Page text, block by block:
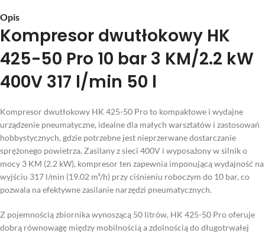
Opis
Kompresor dwutłokowy HK
425-50 Pro 10 bar 3 KM/2.2 kW
400V 317 l/min 50 l
Kompresor dwutłokowy HK 425-50 Pro to kompaktowe i wydajne
urządzenie pneumatyczne, idealne dla małych warsztatów i zastosowań
hobbystycznych, gdzie potrzebne jest nieprzerwane dostarczanie
sprężonego powietrza. Zasilany z sieci 400V i wyposażony w silnik o
mocy 3 KM (2.2 kW), kompresor ten zapewnia imponującą wydajność na
wyjściu 317 l/min (19.02 m³/h) przy ciśnieniu roboczym do 10 bar, co
pozwala na efektywne zasilanie narzędzi pneumatycznych.
Z pojemnością zbiornika wynoszącą 50 litrów, HK 425-50 Pro oferuje
dobrą równowagę między mobilnością a zdolnością do długotrwałej